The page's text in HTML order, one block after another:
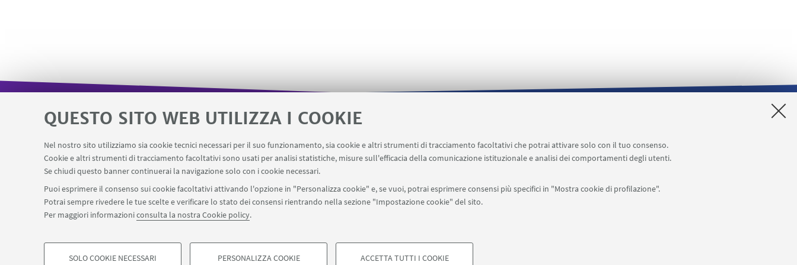
QUESTO SITO WEB UTILIZZA I COOKIE
Nel nostro sito utilizziamo sia cookie tecnici necessari per il suo funzionamento, sia cookie e altri strumenti di tracciamento facoltativi che potrai attivare solo con il tuo consenso.
Cookie e altri strumenti di tracciamento facoltativi sono usati per analisi statistiche, misure sull'efficacia della comunicazione istituzionale e analisi dei comportamenti degli utenti.
Se chiudi questo banner continuerai la navigazione solo con i cookie necessari.
Puoi esprimere il consenso sui cookie facoltativi attivando l'opzione in "Personalizza cookie" e, se vuoi, potrai esprimere consensi più specifici in "Mostra cookie di profilazione".
Potrai sempre rivedere le tue scelte e verificare lo stato dei consensi rientrando nella sezione "Impostazione cookie" del sito.
Per maggiori informazioniconsulta la nostra Cookie policy.
SOLO COOKIE NECESSARI PERSONALIZZA COOKIE ACCETTA TUTTI I COOKIE
LINK UTILI Area riservata - SVC Missioni web Quadro utilizzo aule Registrazione visiting dipartimento
Segnala un evento
Prenotazione sale dottorandi e assegnisti
Prenotazione Spazi Condivisi SPS
SEGUI IL DIPARTIMENTO SU: SEGUI UNIBO SU:
©Copyright 2026 - ALMA MATER STUDIORUM - Università di Bologna - Via Zamboni, 33 - 40126 Bologna - PI: 01131710376 - CF: 80007010376
Note legali Informazioni sul sito e accessibilità Impostazioni Cookie